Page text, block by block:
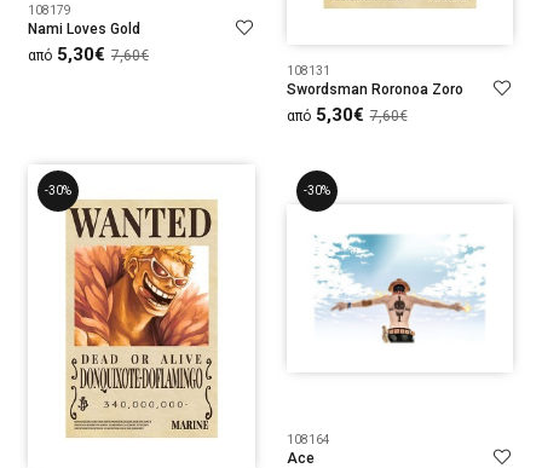
108179
Nami Loves Gold
από 5,30€ 7,60€
108131
Swordsman Roronoa Zoro
από 5,30€ 7,60€
-30% -30%
108164
Ace